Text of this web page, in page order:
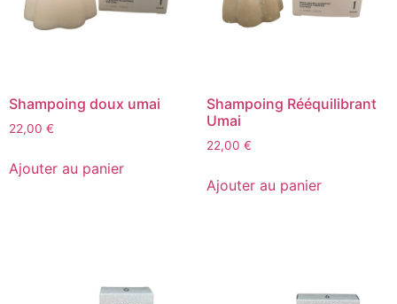
Shampoing doux umai
22,00 €
Ajouter au panier
Shampoing Rééquilibrant
Umai
22,00 €
Ajouter au panier